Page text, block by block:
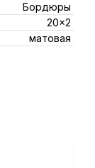
Бордюры
20x2
матовая